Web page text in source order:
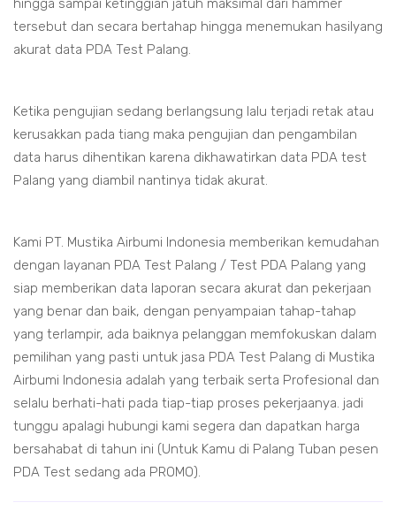
hingga sampai ketinggian jatuh maksimal dari hammer
tersebut dan secara bertahap hingga menemukan hasilyang
akurat data PDA Test Palang.
Ketika pengujian sedang berlangsung lalu terjadi retak atau
kerusakkan pada tiang maka pengujian dan pengambilan
data harus dihentikan karena dikhawatirkan data PDA test
Palang yang diambil nantinya tidak akurat.
Kami PT. Mustika Airbumi Indonesia memberikan kemudahan
dengan layanan PDA Test Palang / Test PDA Palang yang
siap memberikan data laporan secara akurat dan pekerjaan
yang benar dan baik, dengan penyampaian tahap-tahap
yang terlampir, ada baiknya pelanggan memfokuskan dalam
pemilihan yang pasti untuk jasa PDA Test Palang di Mustika
Airbumi Indonesia adalah yang terbaik serta Profesional dan
selalu berhati-hati pada tiap-tiap proses pekerjaanya. jadi
tunggu apalagi hubungi kami segera dan dapatkan harga
bersahabat di tahun ini (Untuk Kamu di Palang Tuban pesen
PDA Test sedang ada PROMO).